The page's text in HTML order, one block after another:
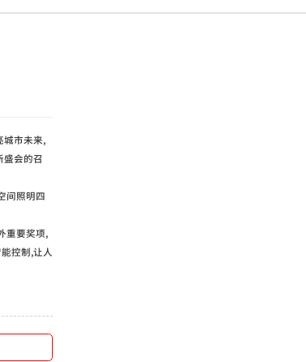
市未来,
会的召
间照明四
重要奖项,
控制,让人